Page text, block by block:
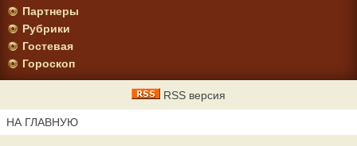
Партнеры
Рубрики
Гостевая
Гороскоп
RSS версия
НА ГЛАВНУЮ